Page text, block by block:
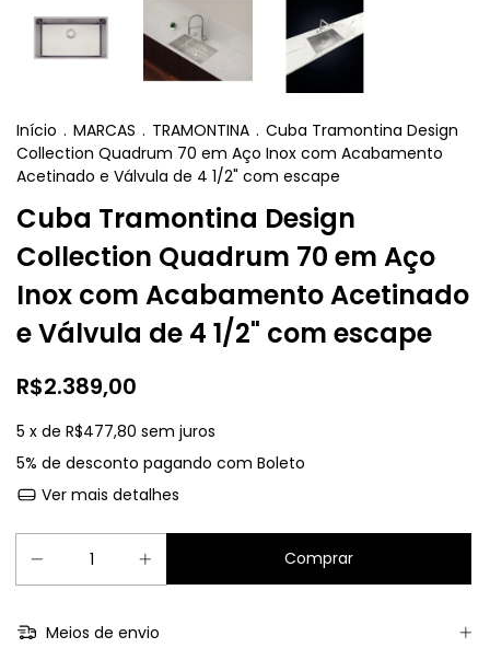
Início . MARCAS . TRAMONTINA . Cuba Tramontina Design
Collection Quadrum 70 em Aço Inox com Acabamento
Acetinado e Válvula de 4 1/2" com escape
Cuba Tramontina Design
Collection Quadrum 70 em Aço
Inox com Acabamento Acetinado
e Válvula de 4 1/2" com escape
R$2.389,00
5 x de R$477,80 sem juros
5% de desconto pagando com Boleto
Ver mais detalhes
Meios de envio